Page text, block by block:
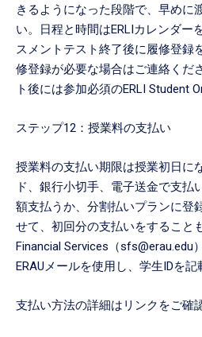
きるようになった段階で、早めに
い。日程と時間はERLIカレンダー
スメントテスト終了後に履修登録
修登録が必要な場合はご連絡くだ
ト後には参加必須のERLI Student
ステップ12：授業料の支払い
授業料の支払い期限は授業初日に
ド、銀行小切手、電子送金で支払
額支払うか、分割払いプランに登
せて、初回分の支払いをすること
Financial Services（sfs@erau.edu
ERAUメールを使用し、学生IDを記
支払い方法の詳細はリンクをご確